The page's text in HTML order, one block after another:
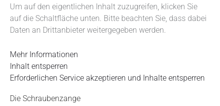
Um auf den eigentlichen Inhalt zuzugreifen, klicken Sie
auf die Schaltfläche unten. Bitte beachten Sie, dass dabei
Daten an Drittanbieter weitergegeben werden.
Mehr Informationen
Inhalt entsperren
Erforderlichen Service akzeptieren und Inhalte entsperren
Die Schraubenzange